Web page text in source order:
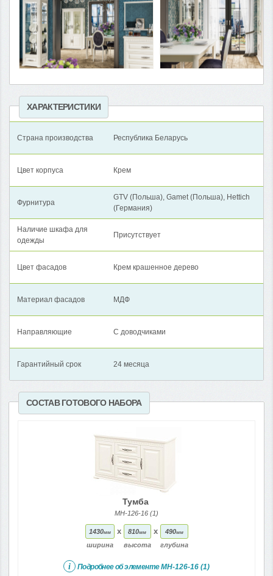
ХАРАКТЕРИСТИКИ
Страна производства Республика Беларусь
Цвет корпуса Крем
Фурнитура
GTV (Польша), Gamet (Польша), Hettich
(Германия)
Наличие шкафа для
одежды
Присутствует
Цвет фасадов Крем крашенное дерево
Материал фасадов МДФ
Направляющие С доводчиками
Гарантийный срок 24 месяца
СОСТАВ ГОТОВОГО НАБОРА
Тумба
МН-126-16 (1)
1430мм
ширина
x 810мм
высота
x 490мм
глубина
i Подробнее об элементеМН-126-16 (1)